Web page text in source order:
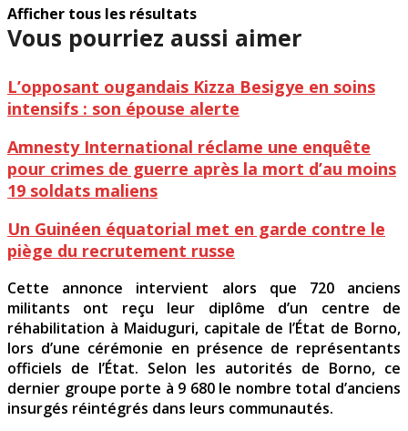
Afficher tous les résultats
Vous pourriez aussi aimer
L’opposant ougandais Kizza Besigye en soins
intensifs : son épouse alerte
Amnesty International réclame une enquête
pour crimes de guerre après la mort d’au moins
19 soldats maliens
Un Guinéen équatorial met en garde contre le
piège du recrutement russe
Cette annonce intervient alors que 720 anciens
militants ont reçu leur diplôme d’un centre de
réhabilitation à Maiduguri, capitale de l’État de Borno,
lors d’une cérémonie en présence de représentants
officiels de l’État. Selon les autorités de Borno, ce
dernier groupe porte à 9 680 le nombre total d’anciens
insurgés réintégrés dans leurs communautés.